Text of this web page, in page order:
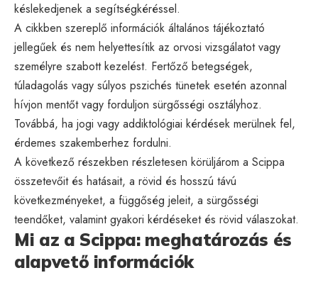
késlekedjenek a segítségkéréssel.
A cikkben szereplő információk általános tájékoztató
jellegűek és nem helyettesítik az orvosi vizsgálatot vagy
személyre szabott kezelést. Fertőző betegségek,
túladagolás vagy súlyos pszichés tünetek esetén azonnal
hívjon mentőt vagy forduljon sürgősségi osztályhoz.
Továbbá, ha jogi vagy addiktológiai kérdések merülnek fel,
érdemes szakemberhez fordulni.
A következő részekben részletesen körüljárom a Scippa
összetevőit és hatásait, a rövid és hosszú távú
következményeket, a függőség jeleit, a sürgősségi
teendőket, valamint gyakori kérdéseket és rövid válaszokat.
Mi az a Scippa: meghatározás és
alapvető információk